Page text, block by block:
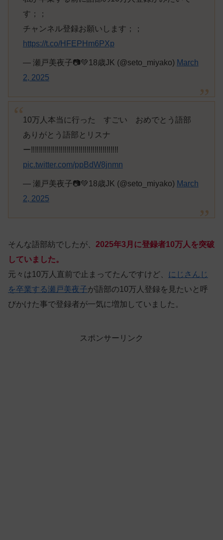
す；；
チャンネル登録お願いします；；
https://t.co/HFEPHm6PXp
— 瀬戸美夜子📷💚18歳JK (@seto_miyako) March
2, 2025
10万人本当に行った すごい おめでとう語部
ありがとう語部とリスナ
ー‼️‼️‼️‼️‼️‼️‼️‼️‼️‼️‼️‼️‼️‼️‼️‼️‼️‼️‼️‼️‼️‼️
pic.twitter.com/ppBdW8jnmn
— 瀬戸美夜子📷💚18歳JK (@seto_miyako) March
2, 2025
そんな語部紡でしたが、 2025年3月に登録者10万人を突破
していました。
元々は10万人直前で止まってたんですけど、 にじさんじ
を卒業する瀬戸美夜子が語部の10万人登録を見たいと呼
びかけた事で登録者が一気に増加していました。
スポンサーリンク